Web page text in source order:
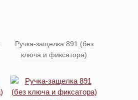
Ручка-защелка 891 (без
ключа и фиксатора)